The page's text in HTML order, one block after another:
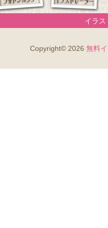
録 イラス
Copyright© 2026 無料